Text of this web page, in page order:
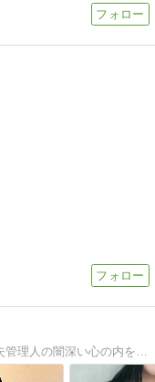
主に芸能のセクシーネタをご紹介。統失管理人の闇深い心の内を切々とつぶやいています。